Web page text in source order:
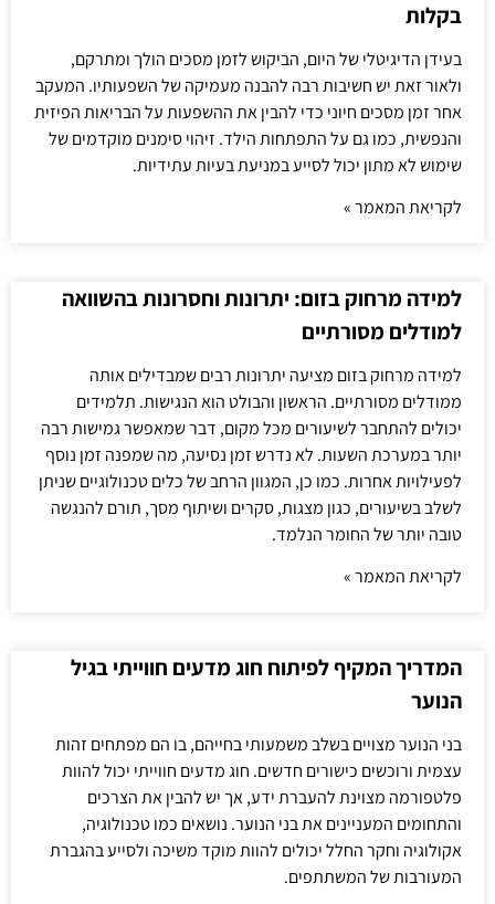
בקלות
בעידן הדיגיטלי של היום, הביקוש לזמן מסכים הולך ומתרקם,
ולאור זאת יש חשיבות רבה להבנה מעמיקה של השפעותיו. המעקב
אחר זמן מסכים חיוני כדי להבין את ההשפעות על הבריאות הפיזית
והנפשית, כמו גם על התפתחות הילד. זיהוי סימנים מוקדמים של
שימוש לא מתון יכול לסייע במניעת בעיות עתידיות.
לקריאת המאמר »
למידה מרחוק בזום: יתרונות וחסרונות בהשוואה
למודלים מסורתיים
למידה מרחוק בזום מציעה יתרונות רבים שמבדילים אותה
ממודלים מסורתיים. הראשון והבולט הוא הנגישות. תלמידים
יכולים להתחבר לשיעורים מכל מקום, דבר שמאפשר גמישות רבה
יותר במערכת השעות. לא נדרש זמן נסיעה, מה שמפנה זמן נוסף
לפעילויות אחרות. כמו כן, המגוון הרחב של כלים טכנולוגיים שניתן
לשלב בשיעורים, כגון מצגות, סקרים ושיתוף מסך, תורם להנגשה
טובה יותר של החומר הנלמד.
לקריאת המאמר »
המדריך המקיף לפיתוח חוג מדעים חווייתי בגיל
הנוער
בני הנוער מצויים בשלב משמעותי בחייהם, בו הם מפתחים זהות
עצמית ורוכשים כישורים חדשים. חוג מדעים חווייתי יכול להוות
פלטפורמה מצוינת להעברת ידע, אך יש להבין את הצרכים
והתחומים המעניינים את בני הנוער. נושאים כמו טכנולוגיה,
אקולוגיה וחקר החלל יכולים להוות מוקד משיכה ולסייע בהגברת
המעורבות של המשתתפים.